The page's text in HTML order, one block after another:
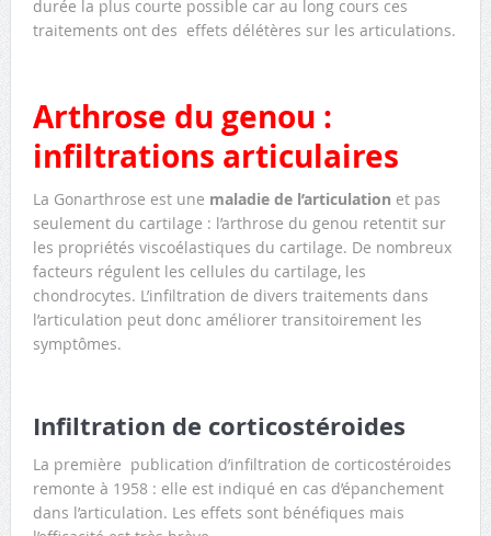
durée la plus courte possible car au long cours ces
traitements ont des effets délétères sur les articulations.
Arthrose du genou :
infiltrations articulaires
La Gonarthrose est une maladie de l’articulation et pas
seulement du cartilage : l’arthrose du genou retentit sur
les propriétés viscoélastiques du cartilage. De nombreux
facteurs régulent les cellules du cartilage, les
chondrocytes. L’infiltration de divers traitements dans
l’articulation peut donc améliorer transitoirement les
symptômes.
Infiltration de corticostéroides
La première publication d’infiltration de corticostéroides
remonte à 1958 : elle est indiqué en cas d’épanchement
dans l’articulation. Les effets sont bénéfiques mais